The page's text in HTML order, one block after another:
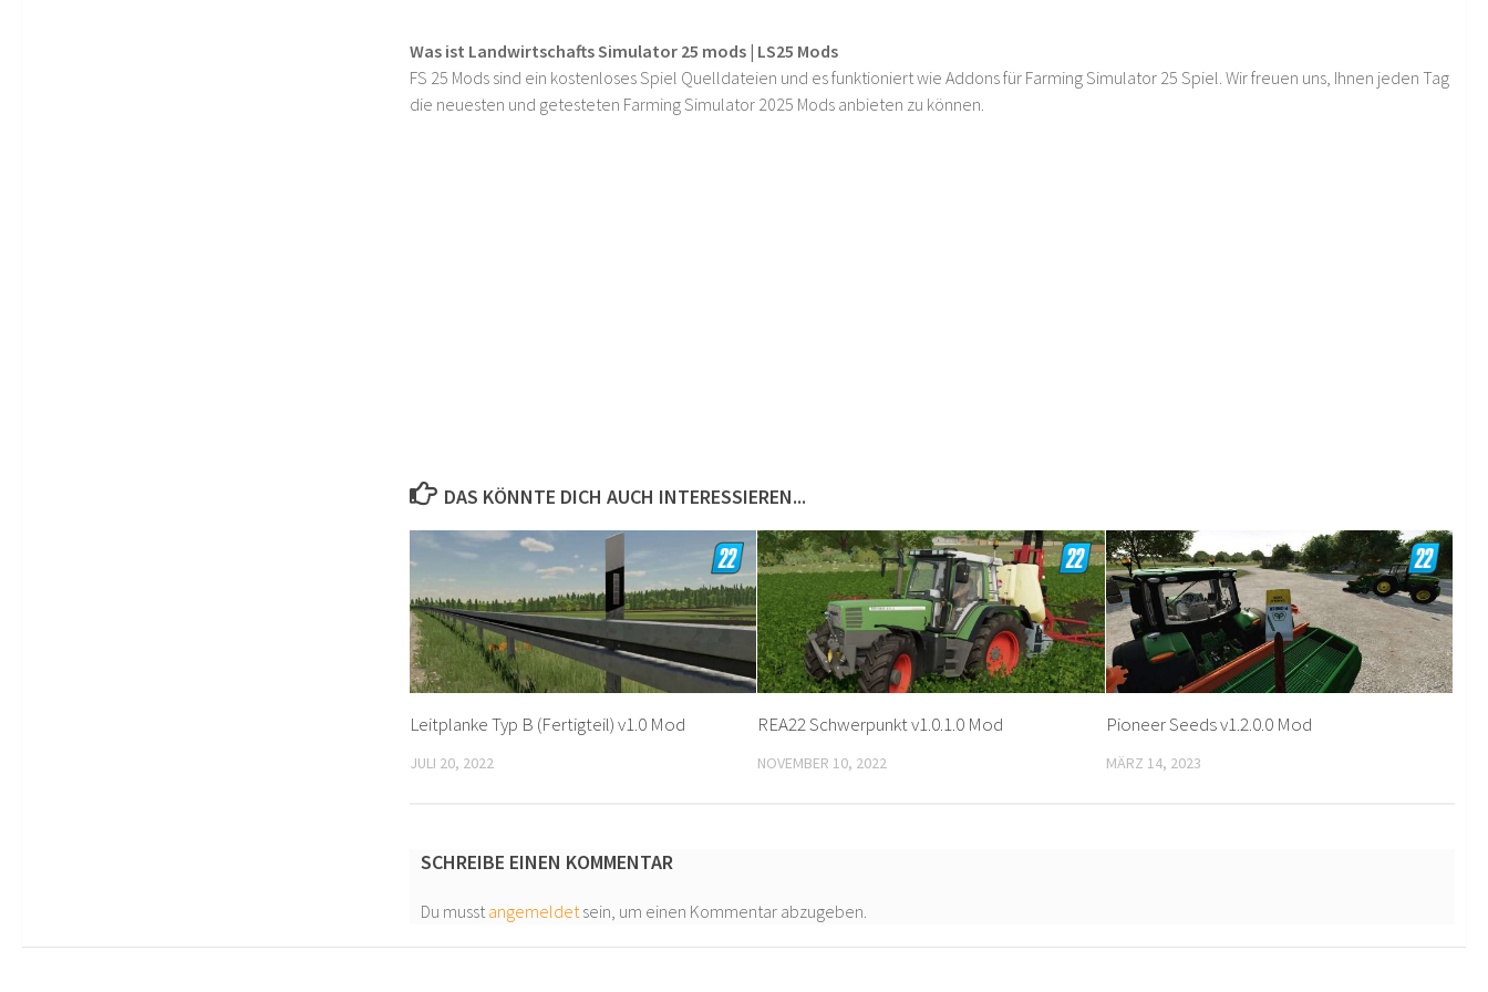
Was ist Landwirtschafts Simulator 25 mods | LS25 Mods
FS 25 Mods sind ein kostenloses Spiel Quelldateien und es funktioniert wie Addons für Farming Simulator 25 Spiel. Wir freuen uns, Ihnen jeden Tag
die neuesten und getesteten Farming Simulator 2025 Mods anbieten zu können.
DAS KÖNNTE DICH AUCH INTERESSIEREN...
Leitplanke Typ B (Fertigteil) v1.0 Mod
JULI 20, 2022
REA22 Schwerpunkt v1.0.1.0 Mod
NOVEMBER 10, 2022
Pioneer Seeds v1.2.0.0 Mod
MÄRZ 14, 2023
SCHREIBE EINEN KOMMENTAR
Du musstangemeldetsein, um einen Kommentar abzugeben.